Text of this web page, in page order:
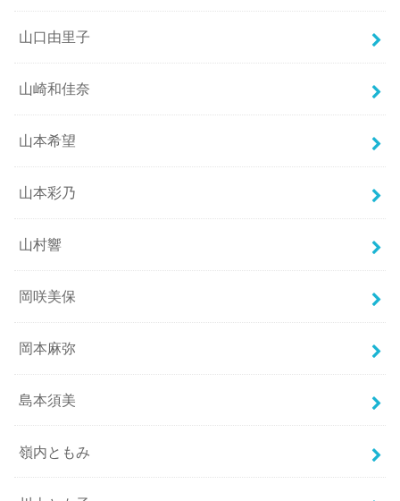
山口由里子
山崎和佳奈
山本希望
山本彩乃
山村響
岡咲美保
岡本麻弥
島本須美
嶺内ともみ